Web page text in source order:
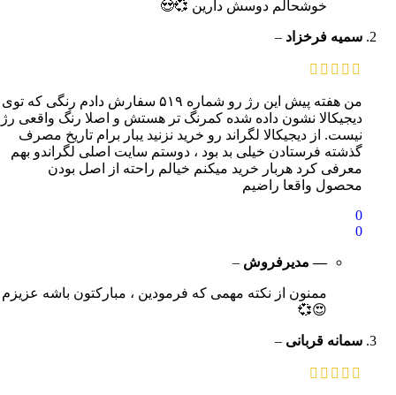
خوشحالم دوسش دارین 💞😍
سمیه فرخزاد –
من هفته پیش این رژ رو شماره ۵۱۹ سفارش دادم رنگی که توی
دیجیکالا نشون داده شده کمرنگ تر هستش و اصلا رنگ واقعی رژ
نیست. از دیجیکالا لگراند رو خرید نزنید یبار برام تاریخ مصرف
گذشته فرستادن خیلی بد بود ، دوستم سایت اصلی لگراندو بهم
معرفی کرد هربار خرید میکنم خیالم راحته از اصل بودن
محصول واقعا راضیم
0
0
— مدیرفروش –
ممنون از نکته مهمی که فرمودین ، مبارکتون باشه عزیزم
😍💞
سمانه قربانی –